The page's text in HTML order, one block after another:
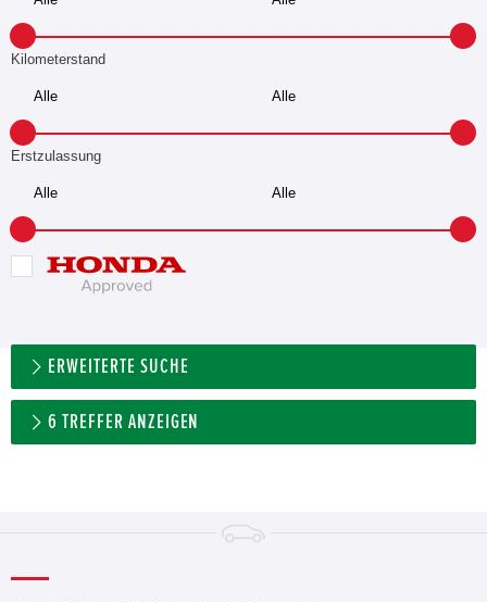
Kilometerstand
Erstzulassung
ERWEITERTE SUCHE
6 TREFFER ANZEIGEN